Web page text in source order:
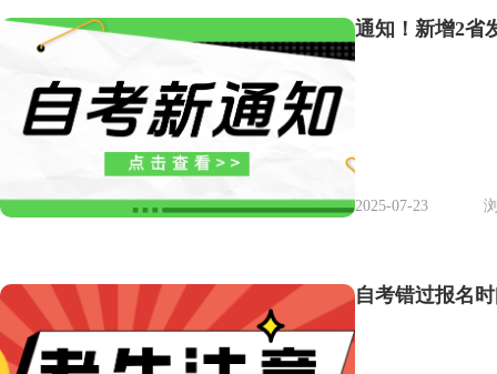
通知！新增2省
2025-07-23
自考错过报名